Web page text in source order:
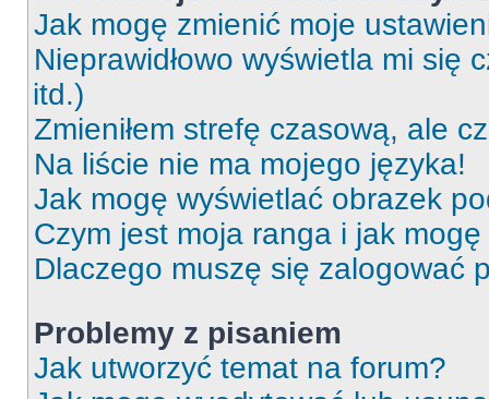
Jak mogę zmienić moje
Nieprawidłowo wyświetla mi się
itd.)
Zmieniłem strefę czasową, ale
Na liście nie ma mojego języka!
Jak mogę wyświetlać obrazek
Czym jest moja ranga i jak
Dlaczego muszę się zalogować
Problemy z pisaniem
Jak utworzyć temat na forum?